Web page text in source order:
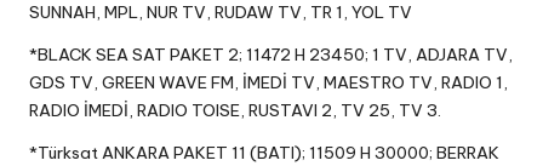
SUNNAH, MPL, NUR TV, RUDAW TV, TR 1, YOL TV
*BLACK SEA SAT PAKET 2; 11472 H 23450; 1 TV, ADJARA TV,
GDS TV, GREEN WAVE FM, İMEDİ TV, MAESTRO TV, RADIO 1,
RADIO İMEDİ, RADIO TOISE, RUSTAVI 2, TV 25, TV 3.
*Türksat ANKARA PAKET 11 (BATI); 11509 H 30000; BERRAK